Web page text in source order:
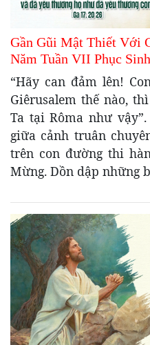
Gần Gũi Mật Thiết Với
Năm Tuần VII Phục
“Hãy can đảm lên!
Giêrusalem thế nào,
Ta tại Rôma như
giữa cảnh truân
trên con đường thi
Mừng. Dồn dập những